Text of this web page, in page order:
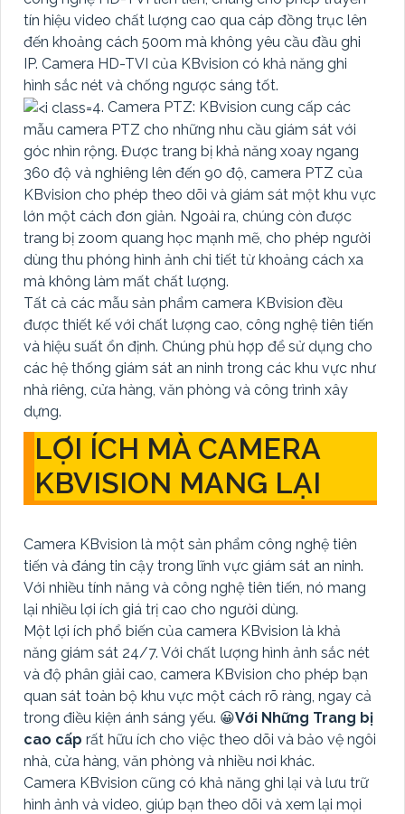
tín hiệu video chất lượng cao qua cáp đồng trục lên
đến khoảng cách 500m mà không yêu cầu đầu ghi
IP. Camera HD-TVI của KBvision có khả năng ghi
hình sắc nét và chống ngược sáng tốt.
4. Camera PTZ: KBvision cung cấp các
mẫu camera PTZ cho những nhu cầu giám sát với
góc nhìn rộng. Được trang bị khả năng xoay ngang
360 độ và nghiêng lên đến 90 độ, camera PTZ của
KBvision cho phép theo dõi và giám sát một khu vực
lớn một cách đơn giản. Ngoài ra, chúng còn được
trang bị zoom quang học mạnh mẽ, cho phép người
dùng thu phóng hình ảnh chi tiết từ khoảng cách xa
mà không làm mất chất lượng.
Tất cả các mẫu sản phẩm camera KBvision đều
được thiết kế với chất lượng cao, công nghệ tiên tiến
và hiệu suất ổn định. Chúng phù hợp để sử dụng cho
các hệ thống giám sát an ninh trong các khu vực như
nhà riêng, cửa hàng, văn phòng và công trình xây
dựng.
LỢI ÍCH MÀ CAMERA
KBVISION MANG LẠI
Camera KBvision là một sản phẩm công nghệ tiên
tiến và đáng tin cậy trong lĩnh vực giám sát an ninh.
Với nhiều tính năng và công nghệ tiên tiến, nó mang
lại nhiều lợi ích giá trị cao cho người dùng.
Một lợi ích phổ biến của camera KBvision là khả
năng giám sát 24/7. Với chất lượng hình ảnh sắc nét
và độ phân giải cao, camera KBvision cho phép bạn
quan sát toàn bộ khu vực một cách rõ ràng, ngay cả
trong điều kiện ánh sáng yếu. 😀Với Những Trang bị
cao cấp rất hữu ích cho việc theo dõi và bảo vệ ngôi
nhà, cửa hàng, văn phòng và nhiều nơi khác.
Camera KBvision cũng có khả năng ghi lại và lưu trữ
hình ảnh và video, giúp bạn theo dõi và xem lại mọi